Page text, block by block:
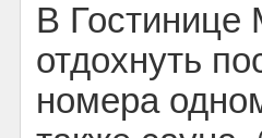
В Гостинице
отдохнуть
номера